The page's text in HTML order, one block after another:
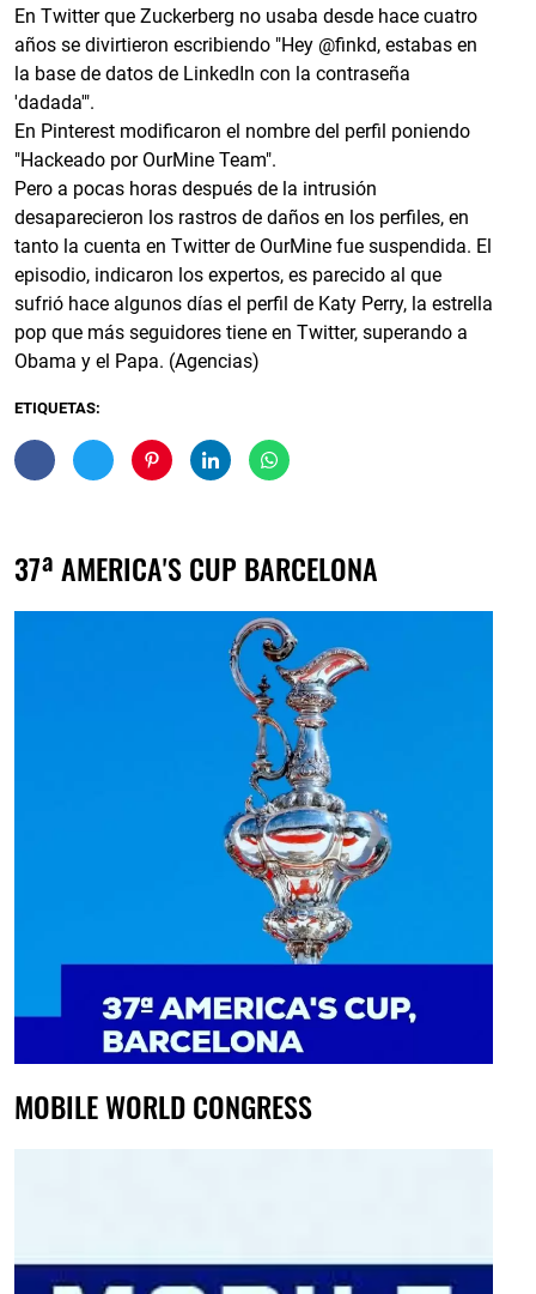
En Twitter que Zuckerberg no usaba desde hace cuatro
años se divirtieron escribiendo "Hey @finkd, estabas en
la base de datos de LinkedIn con la contraseña
'dadada'".
En Pinterest modificaron el nombre del perfil poniendo
"Hackeado por OurMine Team".
Pero a pocas horas después de la intrusión
desaparecieron los rastros de daños en los perfiles, en
tanto la cuenta en Twitter de OurMine fue suspendida. El
episodio, indicaron los expertos, es parecido al que
sufrió hace algunos días el perfil de Katy Perry, la estrella
pop que más seguidores tiene en Twitter, superando a
Obama y el Papa. (Agencias)
ETIQUETAS:
37ª AMERICA'S CUP BARCELONA
MOBILE WORLD CONGRESS